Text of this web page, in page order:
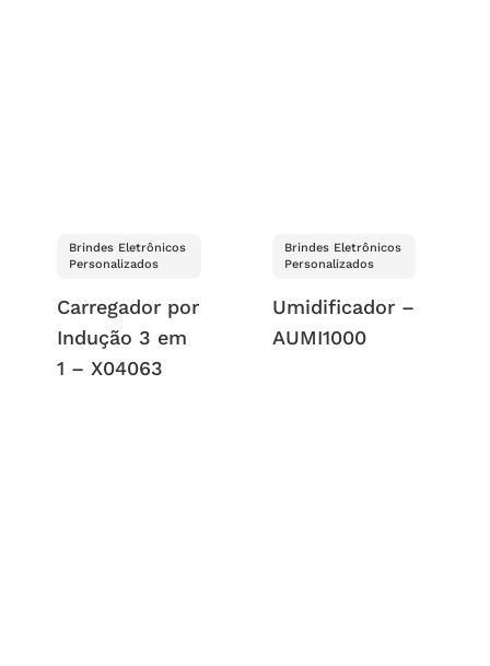
Brindes Eletrônicos
Personalizados
Carregador por
Indução 3 em
1 – X04063
Brindes Eletrônicos
Personalizados
Umidificador –
AUMI1000